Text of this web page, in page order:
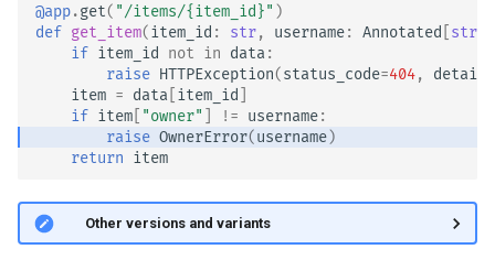
@app.get( "/items/{item_id}" )
def get_item(item_id : str, username: Annotated str
if item_id not in data :
raise HTTPException(status_code=404, detail
item = data item_id
if item "owner" != username:
raise OwnerError(username)
return item
🤓 Other versions and variants